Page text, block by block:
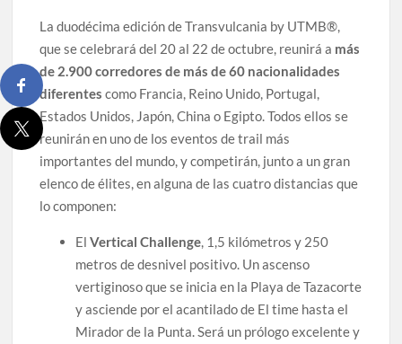
La duodécima edición de Transvulcania by UTMB®,
que se celebrará del 20 al 22 de octubre, reunirá a más
de 2.900 corredores de más de 60 nacionalidades
diferentes como Francia, Reino Unido, Portugal,
Estados Unidos, Japón, China o Egipto. Todos ellos se
reunirán en uno de los eventos de trail más
importantes del mundo, y competirán, junto a un gran
elenco de élites, en alguna de las cuatro distancias que
lo componen:
ElVertical Challenge, 1,5 kilómetros y 250
metros de desnivel positivo. Un ascenso
vertiginoso que se inicia en la Playa de Tazacorte
y asciende por el acantilado de El time hasta el
Mirador de la Punta. Será un prólogo excelente y